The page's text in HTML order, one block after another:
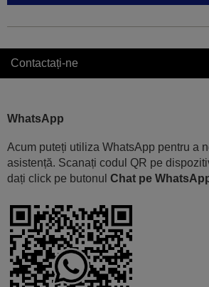
Contactați-ne
WhatsApp
Acum puteți utiliza WhatsApp pentru a
asistență. Scanați codul QR pe
dați click pe butonul Chat pe